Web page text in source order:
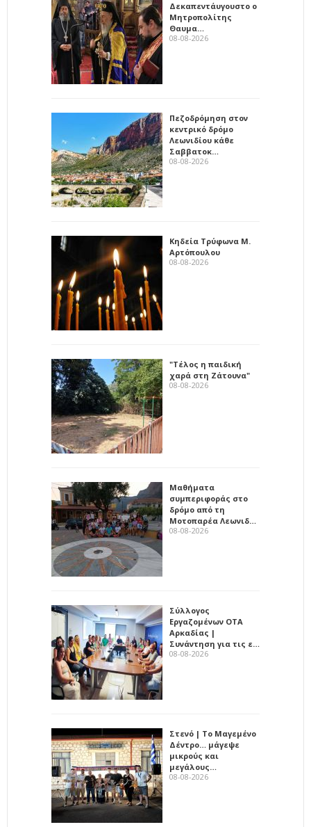
Δεκαπεντάυγουστο ο
Μητροπολίτης
Θαυμα…
08-08-2026
Πεζοδρόμηση στον
κεντρικό δρόμο
Λεωνιδίου κάθε
Σαββατοκ…
08-08-2026
Κηδεία Τρύφωνα Μ.
Αρτόπουλου
08-08-2026
"Τέλος η παιδική
χαρά στη Ζάτουνα"
08-08-2026
Μαθήματα
συμπεριφοράς στο
δρόμο από τη
Μοτοπαρέα Λεωνιδ…
08-08-2026
Σύλλογος
Εργαζομένων ΟΤΑ
Αρκαδίας |
Συνάντηση για τις ε…
08-08-2026
Στενό | Το Μαγεμένο
Δέντρο… μάγεψε
μικρούς και
μεγάλους…
08-08-2026